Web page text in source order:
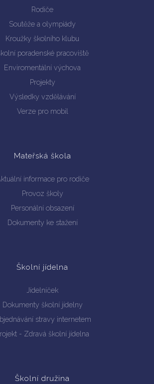
Rodiče
Soutěže a olympiády
Kroužky školního klubu
poradenské pracoviště
Enviromentální výchova
Projekty
Výsledky vzdělávání
Verze pro mobil
Mateřská škola
informace pro rodiče
Provoz školy
Personální obsazení
Dokumenty ke stažení
Školní jídelna
Jídelníček
Dokumenty školní jídelny
stravy internetem
- Zdravá školní jídelna
Školní družina